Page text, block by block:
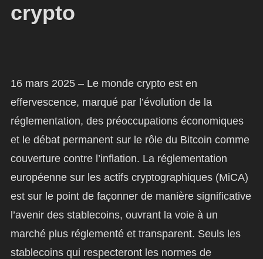
crypto
16 mars 2025 – Le monde crypto est en
effervescence, marqué par l’évolution de la
réglementation, des préoccupations économiques
et le débat permanent sur le rôle du Bitcoin comme
couverture contre l’inflation. La réglementation
européenne sur les actifs cryptographiques (MiCA)
est sur le point de façonner de manière significative
l’avenir des stablecoins, ouvrant la voie à un
marché plus réglementé et transparent. Seuls les
stablecoins qui respecteront les normes de